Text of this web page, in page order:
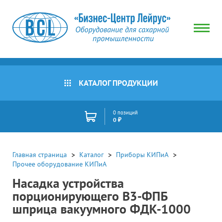
КАТАЛОГ ПРОДУКЦИИ
0 позиций
0 ₽
Главная страница Каталог
Приборы КИПиА
Прочее оборудование КИПиА
Насадка устройства
порционирующего В3-ФПБ
шприца вакуумного ФДК-1000